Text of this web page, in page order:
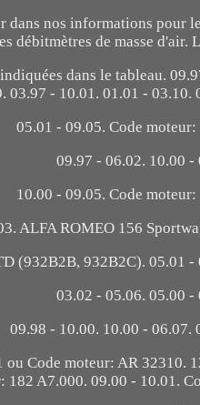
dans nos informations
débitmètres de masse d'air.
dans le tableau.
03.97 - 10.01. 01.01 -
05.01 - 09.05. Code
09.97 - 06.02. 10.00 -
10.00 - 09.05. Code
ALFA ROMEO 156
(932B2B, 932B2C). 05.01
03.02 - 05.06. 05.00 -
09.98 - 10.00. 10.00 - 06.07.
Code moteur: AR 32310.
182 A7.000. 09.00 - 10.01.